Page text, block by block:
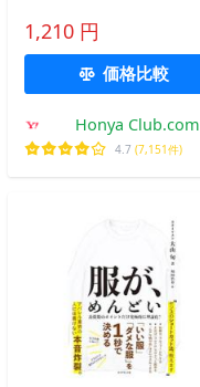
1,210 円
価格比較
Honya Club.com
Yahoo!店
4.7 (7,151件)